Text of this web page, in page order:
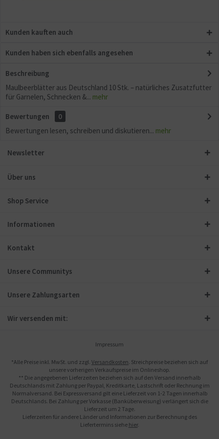
Kunden kauften auch
Kunden haben sich ebenfalls angesehen
Beschreibung
Maulbeerblätter aus Deutschland 10 Stk. – natürliches Zusatzfutter
für Garnelen, Schnecken &... mehr
Bewertungen
0
Bewertungen lesen, schreiben und diskutieren... mehr
Newsletter
Über uns
Shop Service
Informationen
Kontakt
Unsere Communitys
Unsere Zahlungsarten
Wir versenden mit:
Impressum
*Alle Preise inkl. MwSt. und zzgl. Versandkosten. Streichpreise beziehen sich auf
unsere vorherigen Verkaufspreise im Onlineshop.
** Die angegebenen Lieferzeiten beziehen sich auf den Versand innerhalb
Deutschlands mit Zahlung per Paypal, Kreditkarte, Lastschrift oder Rechnung im
Normalversand. Bei Expressversand gilt eine Lieferzeit von 1-2 Tagen innerhalb
Deutschlands. Bei Zahlung per Vorkasse (Banküberweisung) verlängert sich die
Lieferzeit um 2 Tage.
Lieferzeiten für andere Länder und Informationen zur Berechnung des
Liefertermins siehe hier.